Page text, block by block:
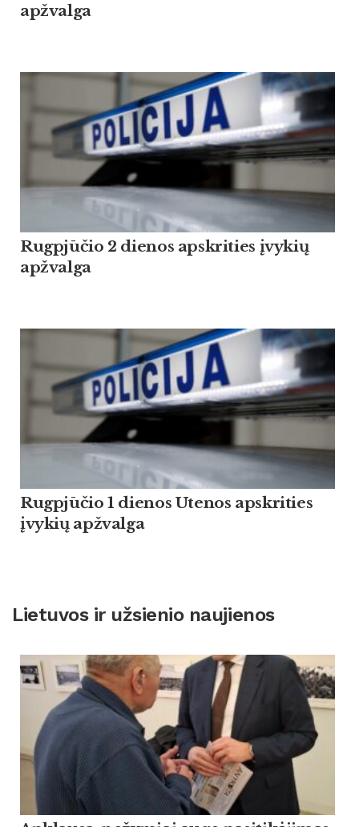
apžvalga
Rugpjūčio 2 dienos apskrities įvykių
apžvalga
Rugpjūčio 1 dienos Utenos apskrities
įvykių apžvalga
Lietuvos ir užsienio naujienos